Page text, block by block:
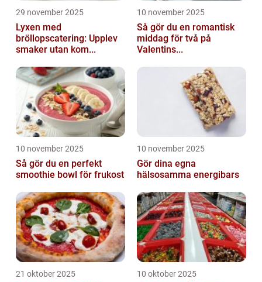
29 november 2025
Lyxen med
bröllopscatering: Upplev
smaker utan kom...
10 november 2025
Så gör du en romantisk
middag för två på
Valentins...
10 november 2025
Så gör du en perfekt
smoothie bowl för frukost
10 november 2025
Gör dina egna
hälsosamma energibars
21 oktober 2025 10 oktober 2025